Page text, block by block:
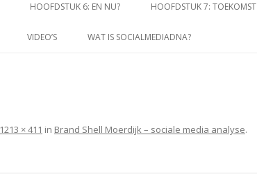
HOOFDSTUK 6: EN NU? HOOFDSTUK 7: TOEKOMST
VIDEO’S WAT IS SOCIALMEDIADNA?
1213 × 411 in Brand Shell Moerdijk – sociale media analyse.